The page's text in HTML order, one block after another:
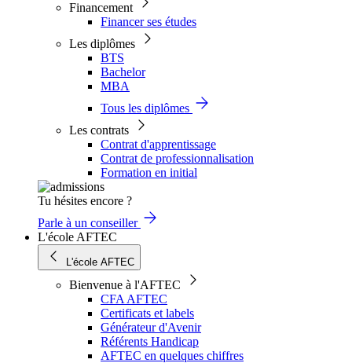
Financement
Financer ses études
Les diplômes
BTS
Bachelor
MBA
Tous les diplômes
Les contrats
Contrat d'apprentissage
Contrat de professionnalisation
Formation en initial
Tu hésites encore ?
Parle à un conseiller
L'école AFTEC
L'école AFTEC
Bienvenue à l'AFTEC
CFA AFTEC
Certificats et labels
Générateur d'Avenir
Référents Handicap
AFTEC en quelques chiffres